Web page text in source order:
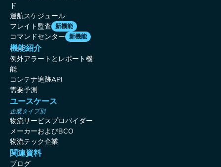
ド
運航スケジュール
フレイト監査 新機能
コマンドセンター 新機能
機能紹介
例外アラートとレポート機
能
コンテナ追跡API
需要予測
ユースケース
企業タイプ別
物流サービスプロバイダー
メーカーおよびBCO
物流テック企業
関連資料
ブログ